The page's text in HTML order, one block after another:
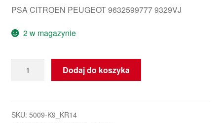
PSA CITROEN PEUGEOT 9632599777 9329VJ
2 w magazynie
Kierowcy
Dodaj do koszyka
SKU: 5009-K9_KR14